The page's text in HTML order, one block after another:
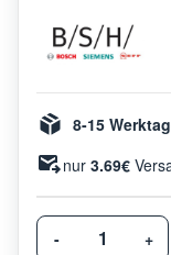
8-15
nur 3.69€
- +